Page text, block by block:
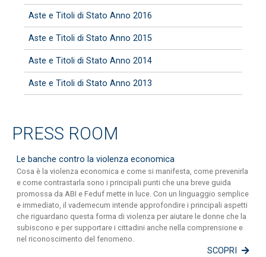
Aste e Titoli di Stato Anno 2016
Aste e Titoli di Stato Anno 2015
Aste e Titoli di Stato Anno 2014
Aste e Titoli di Stato Anno 2013
PRESS ROOM
Le banche contro la violenza economica
Cosa è la violenza economica e come si manifesta, come prevenirla
e come contrastarla sono i principali punti che una breve guida
promossa da ABI e Feduf mette in luce. Con un linguaggio semplice
e immediato, il vademecum intende approfondire i principali aspetti
che riguardano questa forma di violenza per aiutare le donne che la
subiscono e per supportare i cittadini anche nella comprensione e
nel riconoscimento del fenomeno.
SCOPRI